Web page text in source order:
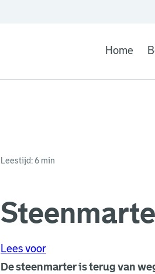
Home
Leestijd: 6 min
Lees voor
De steenmarter is terug van